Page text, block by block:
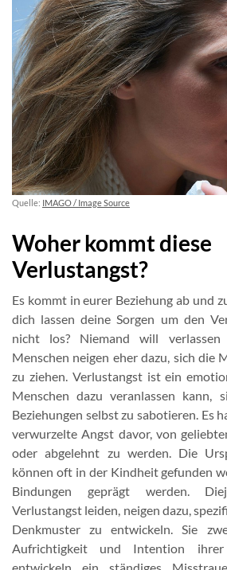
Quelle: IMAGO / Image Source
Woher kommt diese
Verlustangst?
Es kommt in eurer Beziehung ab und
dich lassen deine Sorgen um den
nicht los? Niemand will
Menschen neigen eher dazu, sich die
zu ziehen. Verlustangst ist ein
Menschen dazu veranlassen kann,
Beziehungen selbst zu sabotieren. Es
verwurzelte Angst davor, von
oder abgelehnt zu werden. Die
können oft in der Kindheit gefunden
Bindungen geprägt werden.
Verlustangst leiden, neigen dazu,
Denkmuster zu entwickeln. Sie
Aufrichtigkeit und Intention